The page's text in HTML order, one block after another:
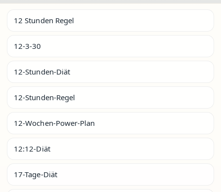
12 Stunden Regel
12-3-30
12-Stunden-Diät
12-Stunden-Regel
12-Wochen-Power-Plan
12:12-Diät
17-Tage-Diät